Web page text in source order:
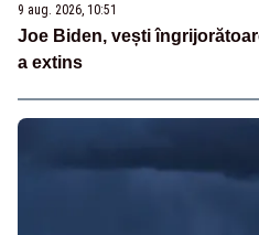
9 aug. 2026, 10:51
Joe Biden, vești
a extins